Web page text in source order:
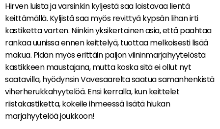
Hirven luista ja varsinkin kyljestä saa loistavaa lientä
keittämällä. Kyljistä saa myös revittyä kypsän lihan irti
kastiketta varten. Niinkin yksikertainen asia, että paahtaa
rankaa uunissa ennen keittelyä, tuottaa melkoisesti lisää
makua. Pidän myös erittäin paljon viininmarjahyytelöstä
kastikkeen maustajana, mutta koska sitä ei ollut nyt
saatavilla, hyödynsin Vavesaarelta saatua samanhenkistä
viherherukkahyytelöä. Ensi kerralla, kun keittelet
riistakastiketta, kokeile ihmeessä lisätä hiukan
marjahyytelöä joukkoon!